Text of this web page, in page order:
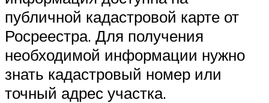
публичной кадастровой карте от
Росреестра. Для получения
необходимой информации нужно
знать кадастровый номер или
точный адрес участка.